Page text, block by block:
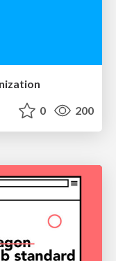
0 200